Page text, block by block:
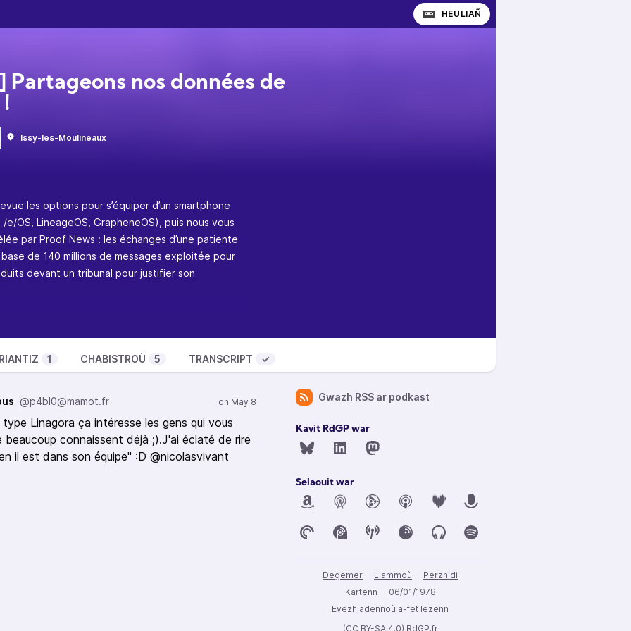
HEULIAÑ
Partageons nos données de
Issy-les-Moulineaux
les options pour s’équiper d’un smartphone
OS, LineageOS, GrapheneOS), puis nous vous
par Proof News : les échanges d’une patiente
de 140 millions de messages exploitée pour
devant un tribunal pour justifier son
dans ton smartphone !
smartphone
pas de pair
dependence remains
exposed in court
chapitres, géo-localisation, interactions
1 CHABISTROÙ 5 TRANSCRIPT ✓
@p4bl0@mamot.fr
Linagora ça intéresse les gens qui vous
connaissent déjà ;).J'ai éclaté de rire
il est dans son équipe" :D @nicolasvivant
Gwazh RSS ar podkast
Kavit RdGP war
Selaouit war
Degemer Liammoù
Perzhidi
Kartenn
06/01/1978
Evezhiadennoù a-fet lezenn
(CC BY-SA 4.0) RdGP.fr